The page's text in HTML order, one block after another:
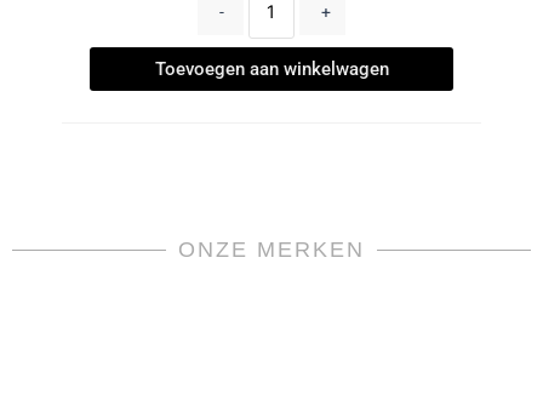
- +
Toevoegen aan winkelwagen
ONZE MERKEN